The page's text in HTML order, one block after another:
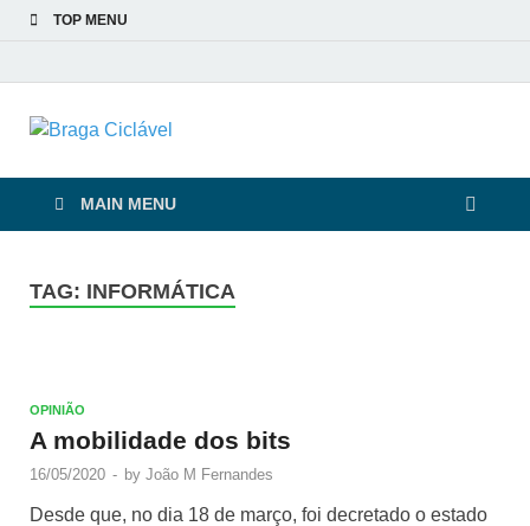
TOP MENU
Braga Ciclável
MAIN MENU
TAG: INFORMÁTICA
OPINIÃO
A mobilidade dos bits
16/05/2020 - by João M Fernandes
Desde que, no dia 18 de março, foi decretado o estado